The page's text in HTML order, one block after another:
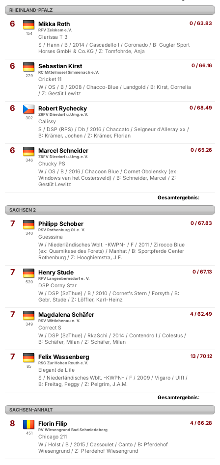
RHEINLAND-PFALZ
6
154
0 / 63.83
Mikka Roth
RFV Zeiskam e.V.
Clarissa T 3
S / Hann / B / 2014 / Cascadello I / Coronado / B: Gugler Sport
Horses GmbH & Co.KG / Z: Tomfohrde, Anja
6
279
0 / 66.16
Sebastian Kirst
RC Mittelmosel Simmenach e.V.
Cricket 11
W / OS / B / 2008 / Chacco-Blue / Landgold / B: Kirst, Cornelia
/ Z: Gestüt Lewitz
6
302
0 / 68.49
Robert Rychecky
ZRFV Dierdorf u.Umg.e.V.
Calissy
S / DSP (RPS) / Db / 2016 / Chaccato / Seigneur d'Alleray xx /
B: Krämer, Jochen / Z: Krämer, Florian
6
346
0 / 65.26
Marcel Schneider
ZRFV Dierdorf u.Umg.e.V.
Chucky PS
W / OS / B / 2016 / Chacoon Blue / Cornet Obolensky (ex:
Windows van het Costersveld) / B: Schneider, Marcel / Z:
Gestüt Lewitz
Gesamtergebnis:
SACHSEN 2
7
340
0 / 67.83
Philipp Schober
RSV Rothenburg OL e. V.
Guesssina
W / Niederländisches Wblt. -KWPN- / F / 2011 / Zirocco Blue
(ex: Quamikase des Forets) / Manhat / B: Sportpferde Center
Rothenburg / Z: Hooghiemstra, J.F.
7
520
0 / 67.13
Henry Stude
RFV Langenbernsdorf e. V.
DSP Corny Star
W / DSP (SaThue) / B / 2010 / Cornet's Stern / Forsyth / B:
Gebr. Stude / Z: Löffler, Karl-Heinz
7
349
4 / 62.49
Magdalena Schäfer
RSV Wittichenau e. V.
Correct S
W / DSP (SaThue) / RkaSchi / 2014 / Contendro I / Colestus /
B: Schäfer, Milan / Z: Schäfer, Milan
7
85
13 / 70.12
Felix Wassenberg
RSC Zur Hohen Reuth e.V.
Elegant de L'ile
S / Niederländisches Wblt. -KWPN- / F / 2009 / Vigaro / Ulft /
B: Freitag, Peggy / Z: Pelgrim, J.A.M.
Gesamtergebnis:
SACHSEN-ANHALT
8
451
4 / 66.28
Florin Filip
RV Wiesengrund Bad Schmiedeberg
Chicago 211
W / Holst / B / 2015 / Cassoulet / Canto / B: Pferdehof
Wiesengrund / Z: Pferdehof Wiesengrund